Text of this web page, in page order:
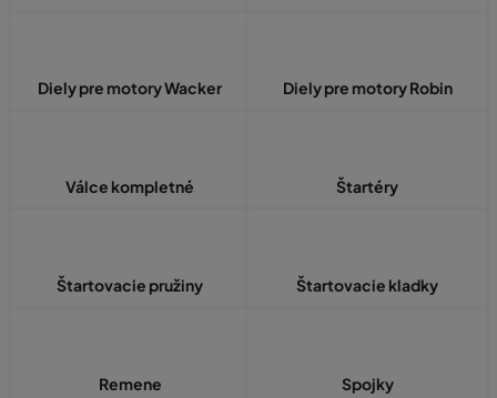
Diely pre motory Wacker Diely pre motory Robin
Válce kompletné Štartéry
Štartovacie pružiny Štartovacie kladky
Remene Spojky